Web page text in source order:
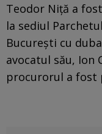
Teodor Niță a
la sediul
București cu
avocatul său, Ion
procurorul a fost